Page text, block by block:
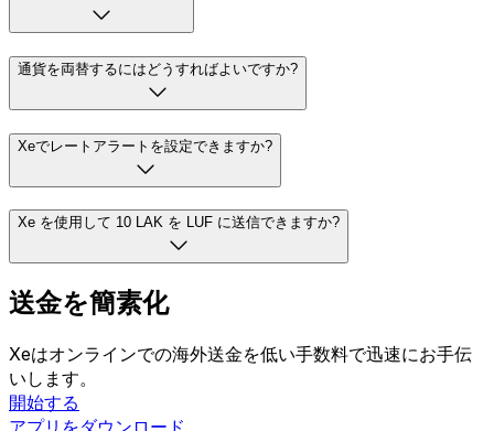
通貨を両替するにはどうすればよいですか?
Xeでレートアラートを設定できますか?
Xe を使用して 10 LAK を LUF に送信できますか?
送金を簡素化
Xeはオンラインでの海外送金を低い手数料で迅速にお手伝
いします。
開始する